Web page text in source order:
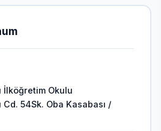
İlköğretim Okulu
54Sk. Oba Kasabası /